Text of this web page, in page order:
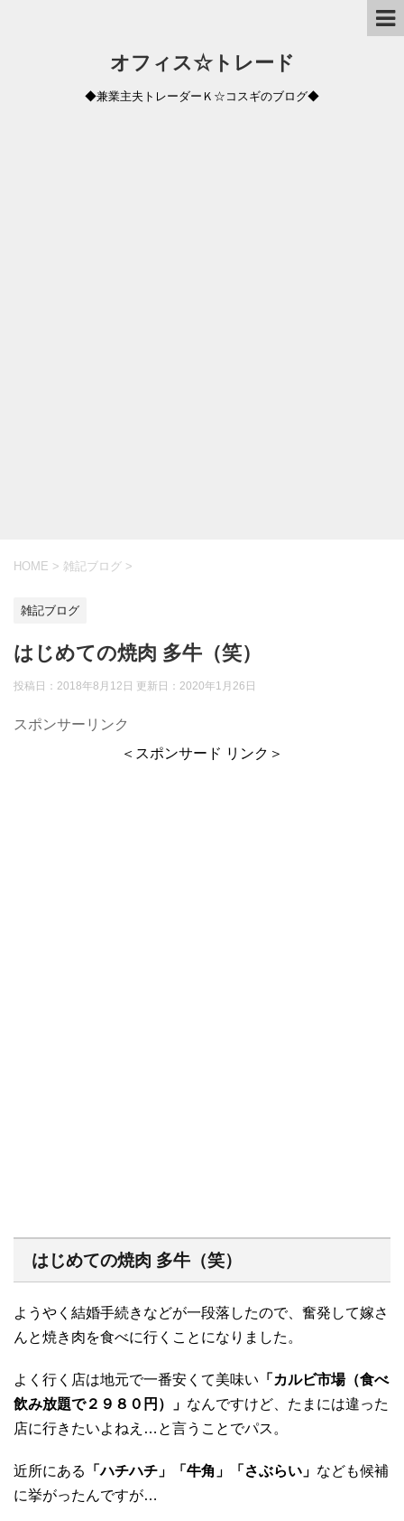
オフィス☆トレード
◆兼業主夫トレーダーＫ☆コスギのブログ◆
HOME > 雑記ブログ >
雑記ブログ
はじめての焼肉 多牛（笑）
投稿日：2018年8月12日 更新日： 2020年1月26日
スポンサーリンク
＜スポンサード リンク＞
はじめての焼肉 多牛（笑）
ようやく結婚手続きなどが一段落したので、奮発して嫁さ
んと焼き肉を食べに行くことになりました。
よく行く店は地元で一番安くて美味い 「カルビ市場（食べ
飲み放題で２９８０円）」 なんですけど、たまには違った
店に行きたいよねえ…と言うことでパス。
近所にある 「ハチハチ」「牛角」「さぶらい」 なども候補
に挙がったんですが…